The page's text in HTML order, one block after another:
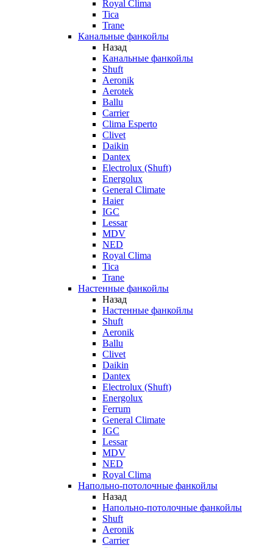
Royal Clima
Tica
Trane
Канальные фанкойлы
Назад
Канальные фанкойлы
Shuft
Aeronik
Aerotek
Ballu
Carrier
Clima Esperto
Clivet
Daikin
Dantex
Electrolux (Shuft)
Energolux
General Climate
Haier
IGC
Lessar
MDV
NED
Royal Clima
Tica
Trane
Настенные фанкойлы
Назад
Настенные фанкойлы
Shuft
Aeronik
Ballu
Clivet
Daikin
Dantex
Electrolux (Shuft)
Energolux
Ferrum
General Climate
IGC
Lessar
MDV
NED
Royal Clima
Напольно-потолочные фанкойлы
Назад
Напольно-потолочные фанкойлы
Shuft
Aeronik
Carrier